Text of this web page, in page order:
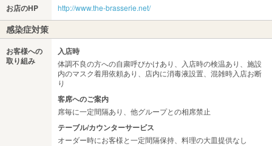
お店のHP http://www.the-brasserie.net/
感染症対策
お客様への
取り組み
入店時
体調不良の方への自粛呼びかけあり、入店時の検温あり、施設
内のマスク着用依頼あり、店内に消毒液設置、混雑時入店お断
り
客席へのご案内
席毎に一定間隔あり、他グループとの相席禁止
テーブル/カウンターサービス
オーダー時にお客様と一定間隔保持、料理の大皿提供なし